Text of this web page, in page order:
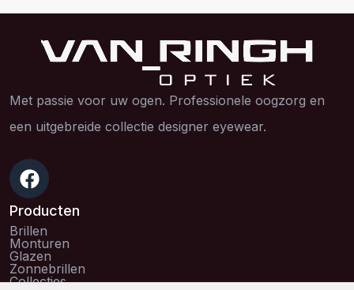
Met passie voor uw ogen. Professionele oogzorg en
een uitgebreide collectie designer eyewear.
Producten
Brillen
Monturen
Glazen
Zonnebrillen
Collecties